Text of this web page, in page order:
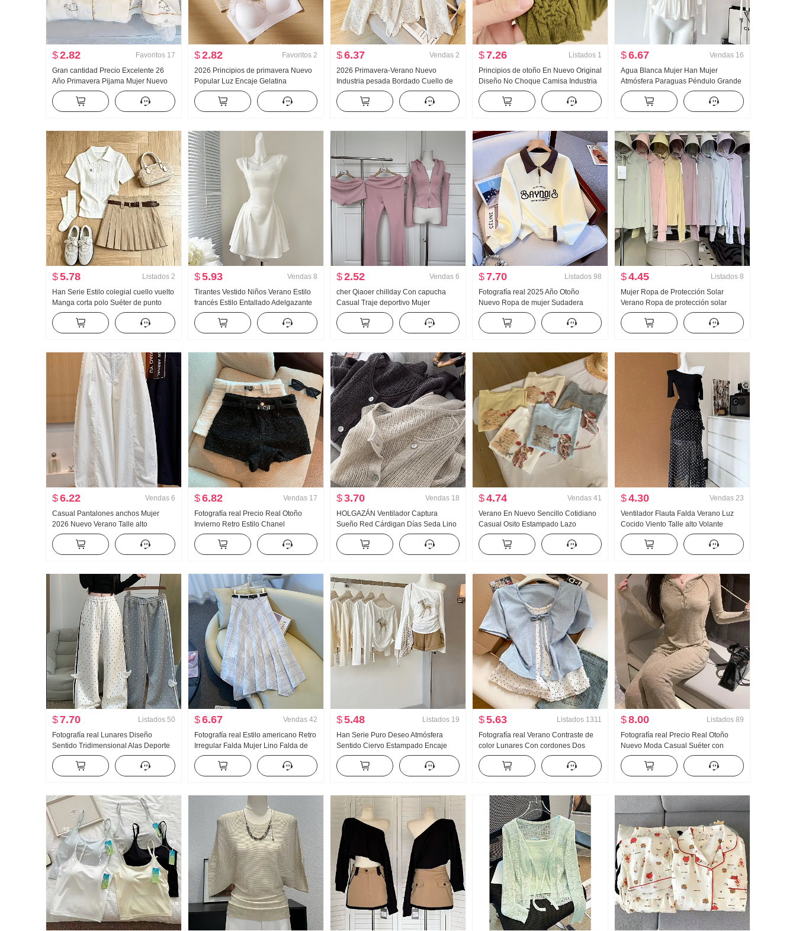
$2.82 Favoritos 17
Gran cantidad Precio Excelente 26
Año Primavera Pijama Mujer Nuevo
Nubes Algodón Manga Larga
Pequeño cuello vuelto Ropa de casa
Conjunto Transmisión en vivo Alto
$2.82 Favoritos 2
2026 Principios de primavera Nuevo
Popular Luz Encaje Gelatina
Pegamento Tira Corsé Interior
Cinturón Pecho Almohadilla
Adelgazante Chaleco para mujer
$6.37 Vendas 2
2026 Primavera-Verano Nuevo
Industria pesada Bordado Cuello de
muñeca Camisa para mujer Estilo
francés Retro Protección solar
Cárdigan
$7.26 Listados 1
Principios de otoño En Nuevo Original
Diseño No Choque Camisa Industria
pesada Jacquard tejido de punto Top
Mujer Otoño Nuevo Adelgazante
$6.67 Vendas 16
Agua Blanca Mujer Han Mujer
Atmósfera Paraguas Péndulo Grande
u Collar Tirantes Dos Ropa Diseño
Sentido Cárdigan Mujer Verano
Adelgazante Tirantes Top
$5.78 Listados 2
Han Serie Estilo colegial cuello vuelto
Manga corta polo Suéter de punto
Conjunto Mujer 2026 Verano Nuevo
Gigante Bonito Plisado Falda
$5.93 Vendas 8
Tirantes Vestido Niños Verano Estilo
francés Estilo Entallado Adelgazante
Vestido sin mangas Minifalda
$2.52 Vendas 6
cher Qiaoer chillday Con capucha
Casual Traje deportivo Mujer
Primavera Hombros descubiertos
Abrigo pantalones acampanados
Conjunto de tres piezas
$7.70 Listados 98
Fotografía real 2025 Año Otoño
Nuevo Ropa de mujer Sudadera
Reducción de edad Mitad Cremallera
Moda Cuello polo Casual Versátil
Adelgazante
$4.45 Listados 8
Mujer Ropa de Protección Solar
Verano Ropa de protección solar
Nailon Versión ligera Hielo Seda
Transpirable Abrigo Holgado Talla
grande Sudadera con capucha
$6.22 Vendas 6
Casual Pantalones anchos Mujer
2026 Nuevo Verano Talle alto
Adelgazante Talla grande Petite
Sencillo Holgado Nueve puntos
Machete Pantalones
$6.82 Vendas 17
Fotografía real Precio Real Otoño
Invierno Retro Estilo Chanel
Pantalones cortos Pantalones de
montar
$3.70 Vendas 18
HOLGAZÁN Ventilador Captura
Sueño Red Cárdigan Días Seda Lino
Hecho a mano Selección Agujero
Calado tejido de punto Cárdigan
Mujer Acondicionador de aire Camisa
$4.74 Vendas 41
Verano En Nuevo Sencillo Cotidiano
Casual Osito Estampado Lazo
Holgado Nicho Manga corta Camiseta
Estilo coreano tejido de punto Top
$4.30 Vendas 23
Ventilador Flauta Falda Verano Luz
Cocido Viento Talle alto Volante
Abertura Negro Lunares Falda Días
Seda Oblicuo Hombro Ropa
$7.70 Listados 50
Fotografía real Lunares Diseño
Sentido Tridimensional Alas Deporte
Wei Pantalones Mujer Nuevo Luz Asia
Viento Holgado Recto Adelgazante
Pantalones casuales
$6.67 Vendas 42
Fotografía real Estilo americano Retro
Irregular Falda Mujer Lino Falda de
longitud media Cuadros Falda de
línea A Irregular Cola de pez Péndulo
Falda
$5.48 Listados 19
Han Serie Puro Deseo Atmósfera
Sentido Ciervo Estampado Encaje
Encaje Oblicuo Hombro Camiseta
Hombros descubiertos Top
$5.63 Listados 1311
Fotografía real Verano Contraste de
color Lunares Con cordones Dos
piezas falsas Manga corta Camiseta
Mujer Verano Nuevo Estilo dulce
Nicho Top
$8.00 Listados 89
Fotografía real Precio Real Otoño
Nuevo Moda Casual Suéter con
capucha Wei Pantalones Adelgazante
Conjunto Traje deportivo Mujer Moda